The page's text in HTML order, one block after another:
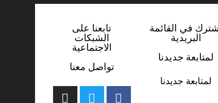
في القائمة
البريدية
لمتابعة جديدنا
لمتابعة جديدنا
تابعنا على
الشبكات
الاجتماعية
تواصل معنا